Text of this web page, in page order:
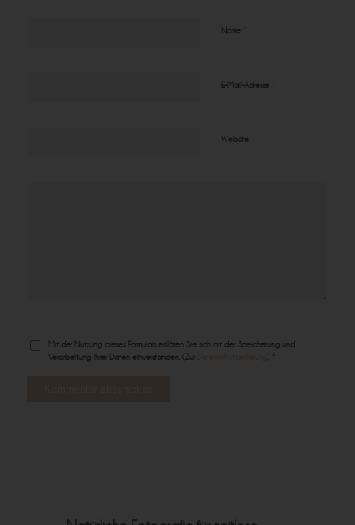
Name
E-Mail-Adresse
Website
Mit der Nutzung dieses Formulars erklären Sie sich mit der Speicherung und
Verarbeitung Ihrer Daten einverstanden. (Zur
) *